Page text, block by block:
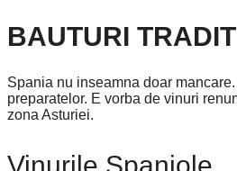
BAUTURI
Spania nu inseamna doar
preparatelor. E vorba de vinuri
zona Asturiei.